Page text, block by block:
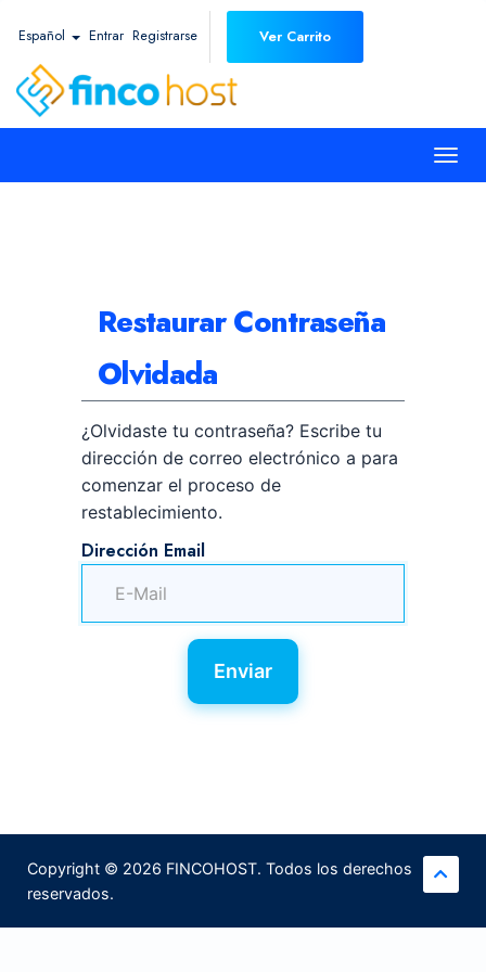
Español Entrar Registrarse Ver Carrito
Restaurar Contraseña
Olvidada
¿Olvidaste tu contraseña? Escribe tu
dirección de correo electrónico a para
comenzar el proceso de
restablecimiento.
Dirección Email
Enviar
Copyright © 2026 FINCOHOST. Todos los derechos
reservados.